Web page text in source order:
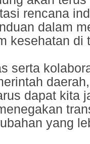
rencana
dalam
kesehatan di
serta
dapat kita
yang